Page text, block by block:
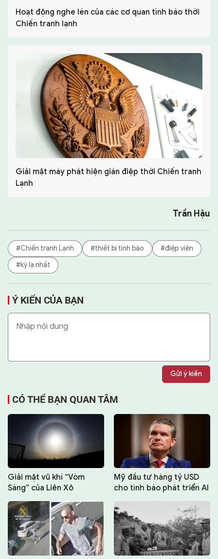
Hoạt động nghe lén của các cơ quan tình báo thời
Chiến tranh lạnh
Giải mật máy phát hiện gián điệp thời Chiến tranh
Lạnh
Trần Hậu
#Chiến tranh Lạnh #thiết bị tình báo
#điệp viên
#kỳ lạ nhất
Ý KIẾN CỦA BẠN
Gửi ý kiến
CÓ THỂ BẠN QUAN TÂM
Giải mật vũ khí “Vòm
Sáng” của Liên Xô
Mỹ đầu tư hàng tỷ USD
cho tình báo phát triển AI